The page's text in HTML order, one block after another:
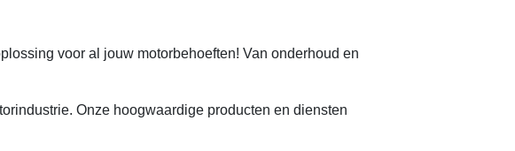
voor al jouw motorbehoeften! Van onderhoud en
Onze hoogwaardige producten en diensten